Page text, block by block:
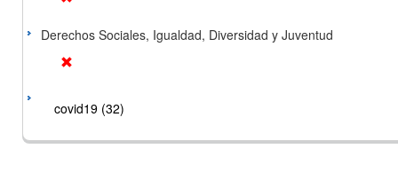
Derechos Sociales, Igualdad, Diversidad y Juventud
covid19 (32)